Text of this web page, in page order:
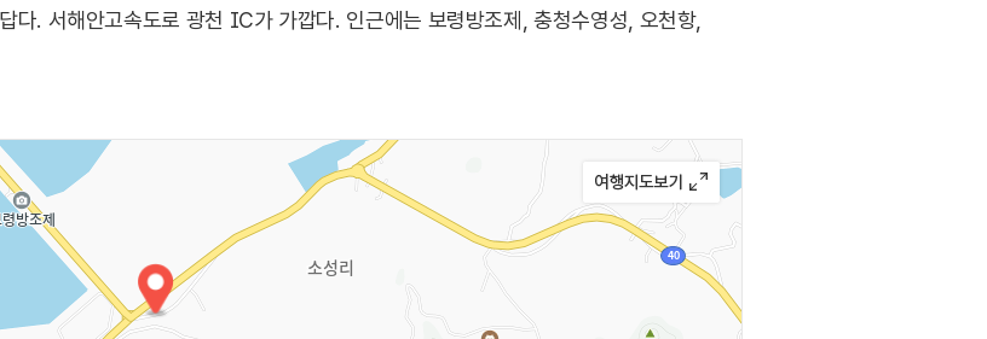
다. 서해안고속도로 광천 IC가 가깝다. 인근에는 보령방조제, 충청수영성, 오천항,